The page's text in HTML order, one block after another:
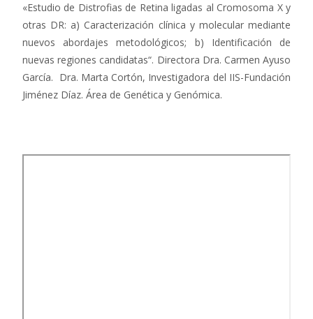
«Estudio de Distrofias de Retina ligadas al Cromosoma X y
otras DR: a) Caracterización clínica y molecular mediante
nuevos abordajes metodológicos; b) Identificación de
nuevas regiones candidatas“. Directora Dra. Carmen Ayuso
García. Dra. Marta Cortón, Investigadora del IIS-Fundación
Jiménez Díaz. Área de Genética y Genómica.